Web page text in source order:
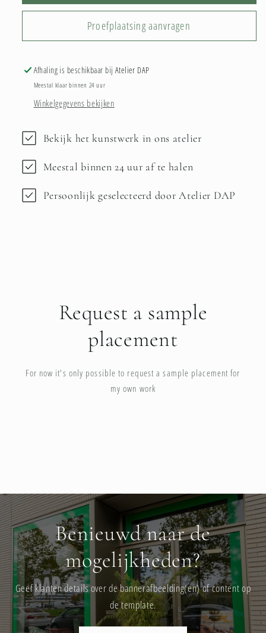
Proefplaatsing aanvragen
Afhaling is beschikbaar bij Atelier DAP
Meestal klaar binnen 24 uur
Winkelgegevens bekijken
Bekijk het kunstwerk in ons atelier
Meestal binnen 24 uur af te halen
Persoonlijk geselecteerd door Atelier DAP
Request a sample
placement
For now it's only possible to request a sample placement for
my own work
Benieuwd naar de
mogelijkheden?
Geef klanten details over de bannerafbeelding(en) of content op
de template.